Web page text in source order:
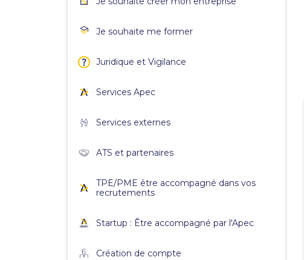
Je souhaite me former
Juridique et Vigilance
Services Apec
Services externes
ATS et partenaires
TPE/PME être accompagné dans vos
recrutements
Startup : Être accompagné par l'Apec
Création de compte